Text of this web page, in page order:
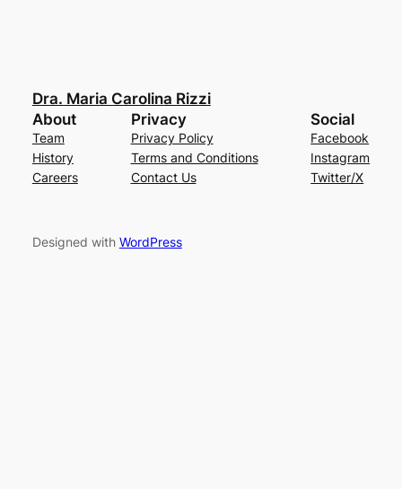
Dra. Maria Carolina Rizzi
About
Team
History
Careers
Privacy
Privacy Policy
Terms and Conditions
Contact Us
Social
Facebook
Instagram
Twitter/X
Designed with WordPress